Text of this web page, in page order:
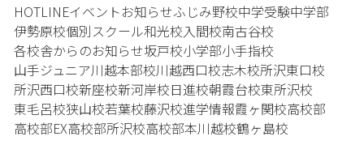
HOTLINEイベントお知らせふじみ野校中学受験中学部
伊勢原校個別スクール和光校入間校南古谷校
各校舎からのお知らせ坂戸校小学部小手指校
山手ジュニア川越本部校川越西口校志木校所沢東口校
所沢西口校新座校新河岸校日進校朝霞台校東所沢校
東毛呂校狭山校若葉校藤沢校進学情報霞ヶ関校高校部
高校部EX高校部所沢校高校部本川越校鶴ヶ島校